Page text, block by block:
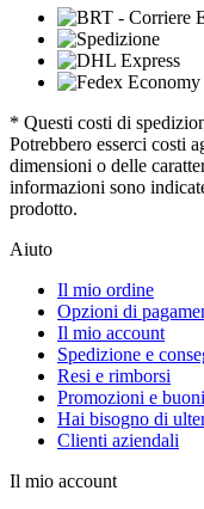
* Questi costi di
Potrebbero esserci costi
dimensioni o delle
informazioni sono
prodotto.
Aiuto
Il mio ordine
Opzioni di
Il mio account
Spedizione e
Resi e rimborsi
Promozioni e
Hai bisogno di
Clienti aziendali
Il mio account